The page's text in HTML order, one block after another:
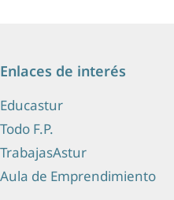
Enlaces de interés
Educastur
Todo F.P.
TrabajasAstur
Aula de Emprendimiento